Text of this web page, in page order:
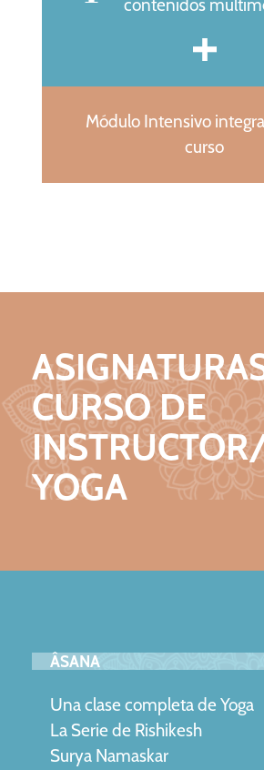
contenidos
Módulo Intensivo
curso
CURSO DE
YOGA
ÂSANA
Una clase completa de Yoga
La Serie de Rishikesh
Surya Namaskar